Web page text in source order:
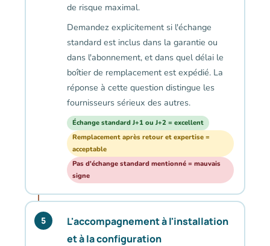
de risque maximal.
Demandez explicitement si l'échange
standard est inclus dans la garantie ou
dans l'abonnement, et dans quel délai le
boîtier de remplacement est expédié. La
réponse à cette question distingue les
fournisseurs sérieux des autres.
Échange standard J+1 ou J+2 = excellent
Remplacement après retour et expertise =
acceptable
Pas d'échange standard mentionné = mauvais
signe
5
L'accompagnement à l'installation
et à la configuration